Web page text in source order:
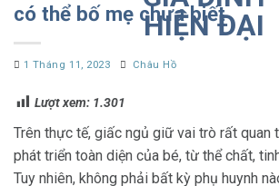
có thể bố mẹ chưa biết
1 Tháng 11, 2023 Châu Hồ
Lượt xem: 1.301
Trên thực tế, giấc ngủ giữ vai trò rất
phát triển toàn diện của bé, từ thể chất,
Tuy nhiên, không phải bất kỳ phụ huynh